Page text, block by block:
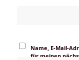
Name, E-Mail-
für meinen